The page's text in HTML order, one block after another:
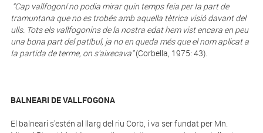
“Cap vallfogoní no podia mirar quin temps feia per Ia part de
tramuntana que no es trobés amb aquella tètrica visió davant del
ulls. Tots els vallfogonins de la nostra edat hem vist encara en peu
una bona part del patíbul, ja no en queda més que el nom aplicat a
Ia partida de terme, on s'aixecava”(Corbella, 1975: 43).
BALNEARI DE VALLFOGONA
El balneari s'estén al llarg del riu Corb, i va ser fundat per Mn.